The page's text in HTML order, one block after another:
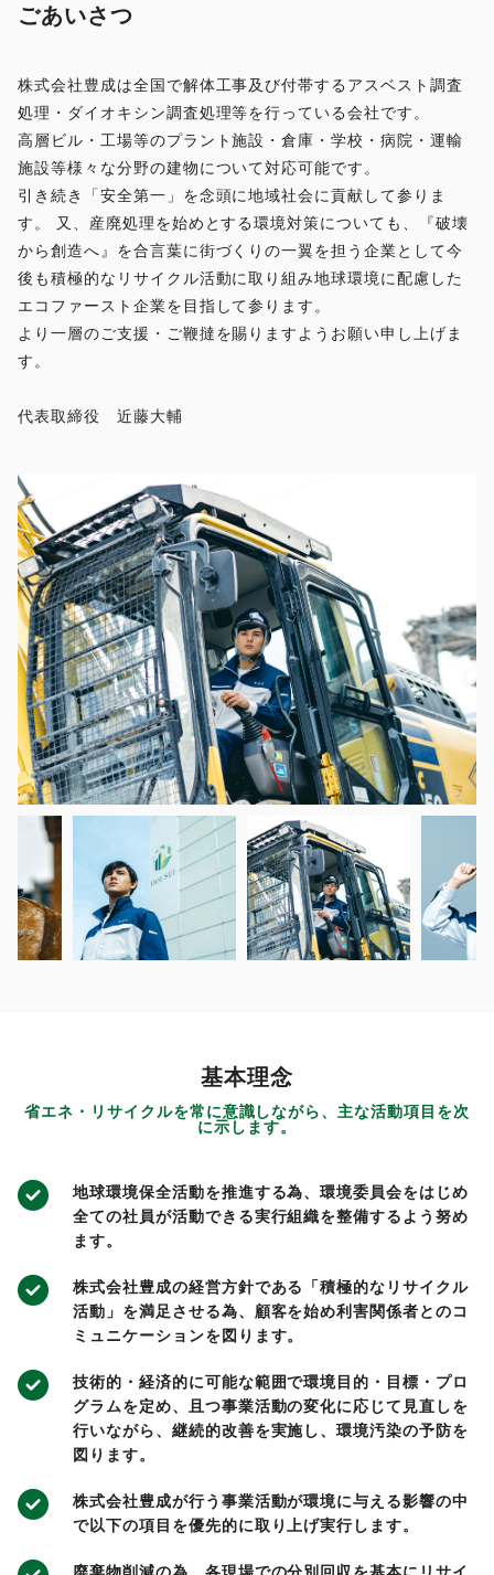
ごあいさつ
株式会社豊成は全国で解体工事及び付帯するアスベスト調査
処理・ダイオキシン調査処理等を行っている会社です。
高層ビル・工場等のプラント施設・倉庫・学校・病院・運輸
施設等様々な分野の建物について対応可能です。
引き続き「安全第一」を念頭に地域社会に貢献して参りま
す。 又、産廃処理を始めとする環境対策についても、『破壊
から創造へ』を合言葉に街づくりの一翼を担う企業として今
後も積極的なリサイクル活動に取り組み地球環境に配慮した
エコファースト企業を目指して参ります。
より一層のご支援・ご鞭撻を賜りますようお願い申し上げま
す。
代表取締役 近藤大輔
基本理念
省エネ・リサイクルを常に意識しながら、主な活動項目を次
に示します。
地球環境保全活動を推進する為、環境委員会をはじめ
全ての社員が活動できる実行組織を整備するよう努め
ます。
株式会社豊成の経営方針である「積極的なリサイクル
活動」を満足させる為、顧客を始め利害関係者とのコ
ミュニケーションを図ります。
技術的・経済的に可能な範囲で環境目的・目標・プロ
グラムを定め、且つ事業活動の変化に応じて見直しを
行いながら、継続的改善を実施し、環境汚染の予防を
図ります。
株式会社豊成が行う事業活動が環境に与える影響の中
で以下の項目を優先的に取り上げ実行します。
廃棄物削減の為、各現場での分別回収を基本にリサイ